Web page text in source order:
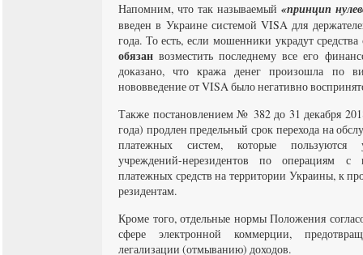
Напомним, что так называемый «принцип
введен в Украине системой VISA для
года. То есть, если мошенники украдут
обязанвозместить последнему все его
доказано, что кража денег произошла по
нововведение от VISA было негативно
Также постановлением № 382 до 31 декабря
года) продлен предельный срок перехода на
платежных систем, которые пользуются
учреждений-нерезидентов по операциям с
платежных средств на территории Украины, к
резидентам.
Кроме того, отдельные нормы Положения
сфере электронной коммерции,
легализации (отмыванию) доходов.